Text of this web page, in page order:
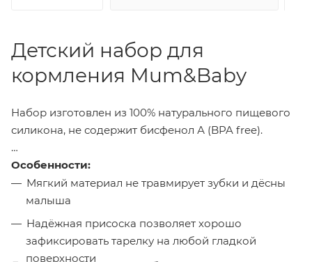
Детский набор для
кормления Mum&Baby
Набор изготовлен из 100% натурального пищевого
силикона, не содержит бисфенол А (BPA free).
Особенности:
Мягкий материал не травмирует зубки и дёсны
малыша
Надёжная присоска позволяет хорошо
зафиксировать тарелку на любой гладкой
поверхности